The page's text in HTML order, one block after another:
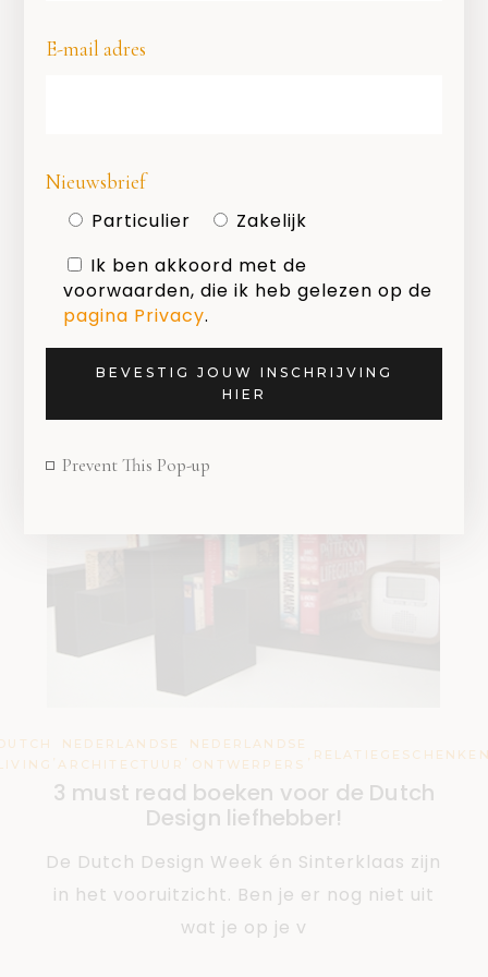
E-mail adres
Nieuwsbrief
Particulier
Zakelijk
Ik ben akkoord met de
voorwaarden, die ik heb gelezen op de
pagina Privacy.
BEVESTIG JOUW INSCHRIJVING
HIER
Prevent This Pop-up
SHARE
NEDERLANDSE
ARCHITECTUUR
NEDERLANDSE
ONTWERPERS
3 must read boeken voor de Dutch
Design liefhebber!
De Dutch Design Week én Sinterklaas zijn
in het vooruitzicht. Ben je er nog niet uit
wat je op je v